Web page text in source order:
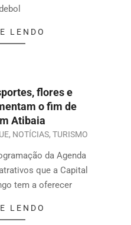
LENDO
flores e
o fim de
Atibaia
, NOTÍCIAS, TURISMO
da Agenda
que a Capital
tem a oferecer
LENDO